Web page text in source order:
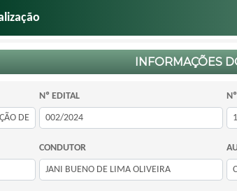
INFORMAÇÕES
Nº EDITAL
CONDUTOR